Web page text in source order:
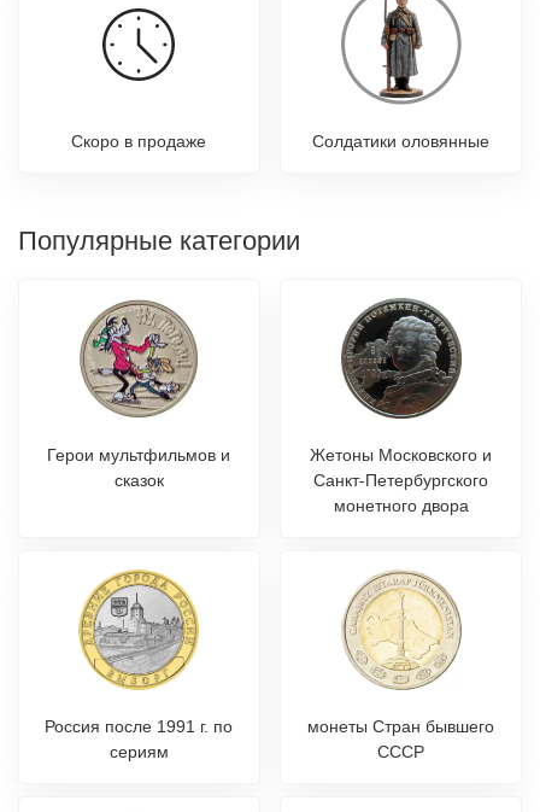
Скоро в продаже Солдатики оловянные
Популярные категории
Герои мультфильмов и
сказок
Жетоны Московского и
Санкт-Петербургского
монетного двора
Россия после 1991 г. по
сериям
монеты Стран бывшего
СССР